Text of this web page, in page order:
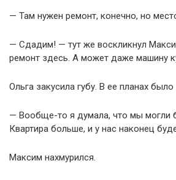
— Там нужен ремонт, конечно, но
— Сдадим! — тут же воскликнул
ремонт здесь. А может даже машину
Ольга закусила губу. В ее планах
— Вообще-то я думала, что мы могли
Квартира больше, и у нас наконец
Максим нахмурился.